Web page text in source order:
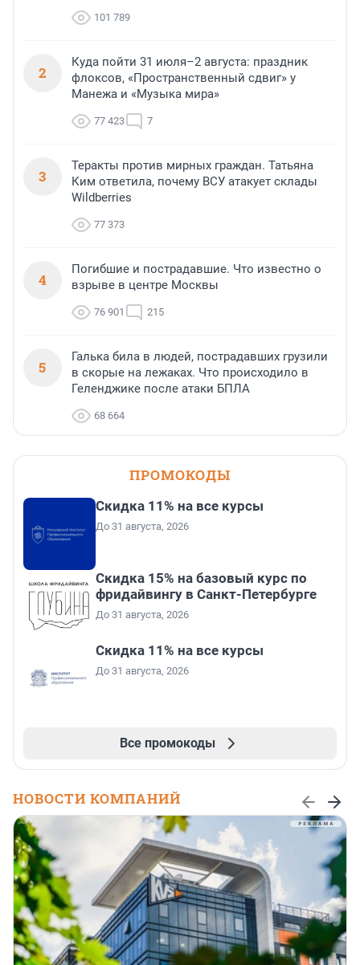
101 789
2
Куда пойти 31 июля–2 августа: праздник
флоксов, «Пространственный сдвиг» у
Манежа и «Музыка мира»
77 423 7
3
Теракты против мирных граждан. Татьяна
Ким ответила, почему ВСУ атакует склады
Wildberries
77 373
4
Погибшие и пострадавшие. Что известно о
взрыве в центре Москвы
76 901 215
5
Галька била в людей, пострадавших грузили
в скорые на лежаках. Что происходило в
Геленджике после атаки БПЛА
68 664
ПРОМОКОДЫ
Скидка 11% на все курсы
До 31 августа, 2026
Скидка 15% на базовый курс по
фридайвингу в Санкт-Петербурге
До 31 августа, 2026
Скидка 11% на все курсы
До 31 августа, 2026
Все промокоды
НОВОСТИ КОМПАНИЙ